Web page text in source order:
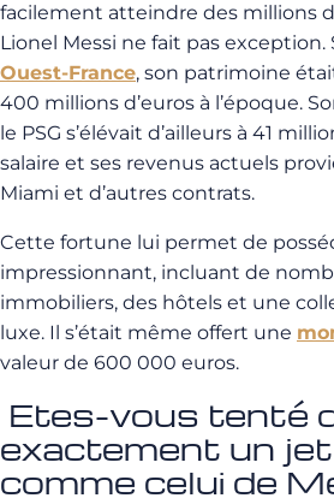
facilement atteindre des millions
Lionel Messi ne fait pas
Ouest-France, son patrimoine
400 millions d’euros à l’époque.
le PSG s’élévait d’ailleurs à 41
salaire et ses revenus actuels
Miami et d’autres contrats.
Cette fortune lui permet de
impressionnant, incluant de
immobiliers, des hôtels et une
luxe. Il s’était même offert une
valeur de 600 000 euros.
Etes-vous tenté
exactement un
comme celui de